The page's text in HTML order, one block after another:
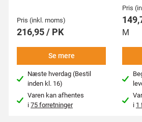
Pris (inkl. moms)
216,95 / PK
Se mere
Næste hverdag (Bestil
inden kl. 16)
Varen kan afhentes
i75 forretninger
Pris
M
i 1